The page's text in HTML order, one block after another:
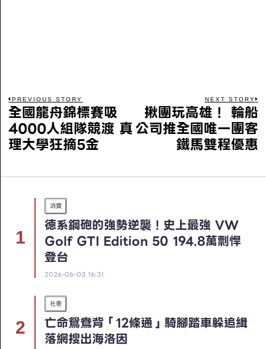
PREVIOUS STORY
全國龍舟錦標賽吸
4000人組隊競渡 真
理大學狂摘5金
NEXT STORY
揪團玩高雄！ 輪船
公司推全國唯一團客
鐵馬雙程優惠
消費
德系鋼砲的強勢逆襲！史上最強 VW
Golf GTI Edition 50 194.8萬剽悍
登台
2026-06-03 16:31
社會
亡命鴛鴦背「12條通」騎腳踏車躲追緝
落網搜出海洛因